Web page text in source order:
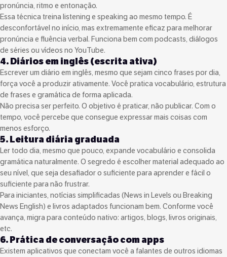
pronúncia, ritmo e entonação.
Essa técnica treina listening e speaking ao mesmo tempo. É
desconfortável no início, mas extremamente eficaz para melhorar
pronúncia e fluência verbal. Funciona bem com podcasts, diálogos
de séries ou vídeos no YouTube.
4. Diários em inglês (escrita ativa)
Escrever um diário em inglês, mesmo que sejam cinco frases por dia,
força você a produzir ativamente. Você pratica vocabulário, estrutura
de frases e gramática de forma aplicada.
Não precisa ser perfeito. O objetivo é praticar, não publicar. Com o
tempo, você percebe que consegue expressar mais coisas com
menos esforço.
5. Leitura diária graduada
Ler todo dia, mesmo que pouco, expande vocabulário e consolida
gramática naturalmente. O segredo é escolher material adequado ao
seu nível, que seja desafiador o suficiente para aprender e fácil o
suficiente para não frustrar.
Para iniciantes, notícias simplificadas (News in Levels ou Breaking
News English) e livros adaptados funcionam bem. Conforme você
avança, migra para conteúdo nativo: artigos, blogs, livros originais,
etc.
6. Prática de conversação com apps
Existem aplicativos que conectam você a falantes de outros idiomas